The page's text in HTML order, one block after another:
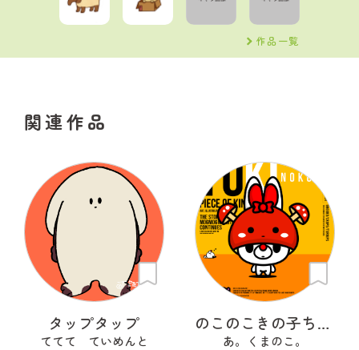
作品一覧
関連作品
タップタップ
ててて ていめんと
のこのこきの子ちゃん
あ。くまのこ。